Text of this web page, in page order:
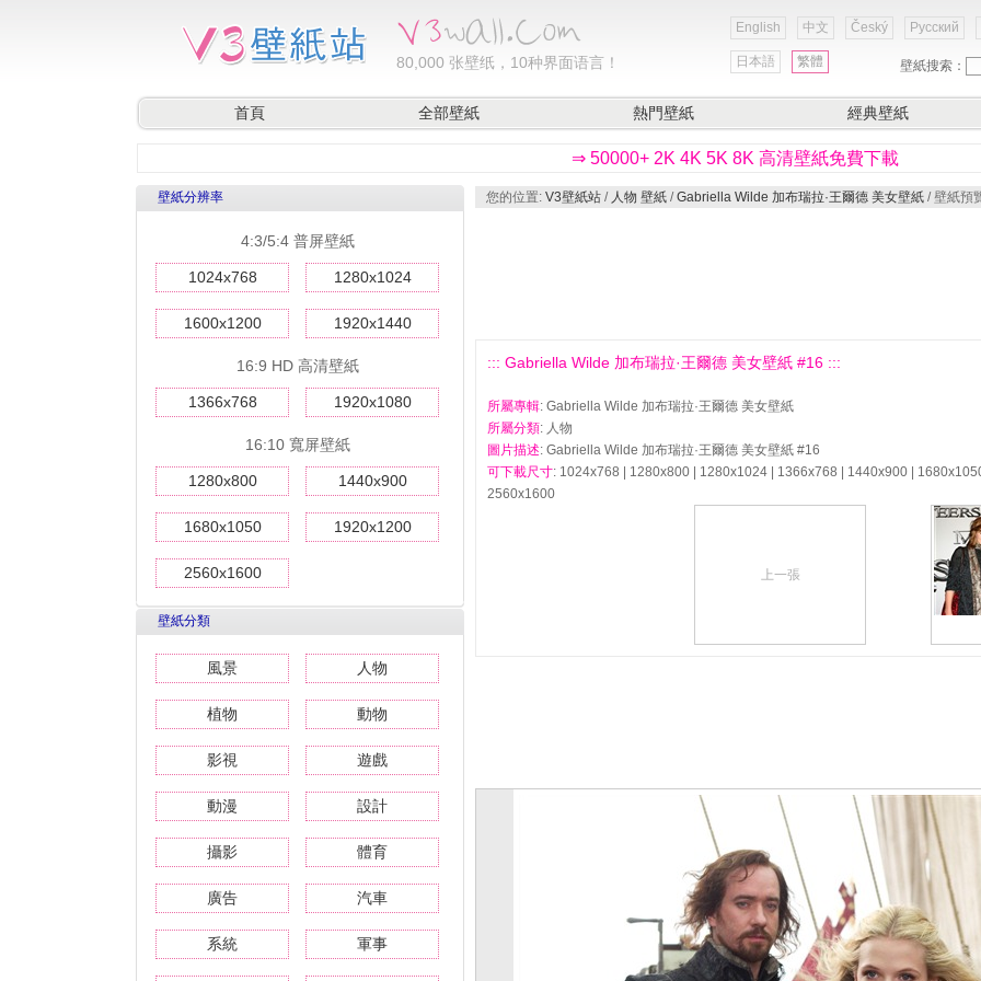
80,000 张壁纸，10种界面语言！
English 中文 Český Русский
日本語 繁體 壁紙搜索：
首頁 全部壁紙 熱門壁紙 經典壁紙
⇒ 50000+ 2K 4K 5K 8K 高清壁紙免費下載
壁紙分辨率
4:3/5:4 普屏壁紙
1024x768 1280x1024
1600x1200 1920x1440
16:9 HD 高清壁紙
1366x768 1920x1080
16:10 寬屏壁紙
1280x800 1440x900
1680x1050 1920x1200
2560x1600
壁紙分類
風景 人物
植物 動物
影視 遊戲
動漫 設計
攝影 體育
廣告 汽車
系統 軍事
您的位置: V3壁紙站 / 人物 壁紙 /Gabriella Wilde 加布瑞拉·王爾德 美女壁紙 / 壁紙預
::: Gabriella Wilde 加布瑞拉·王爾德 美女壁紙 #16 :::
所屬專輯: Gabriella Wilde 加布瑞拉·王爾德 美女壁紙
所屬分類: 人物
圖片描述: Gabriella Wilde 加布瑞拉·王爾德 美女壁紙 #16
可下載尺寸: 1024x768 | 1280x800 | 1280x1024 | 1366x768 | 1440x900 |
2560x1600
上一張